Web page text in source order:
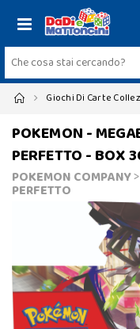
Giochi Di Carte
POKEMON -
PERFETTO - BOX
POKEMON COMPANY>
PERFETTO